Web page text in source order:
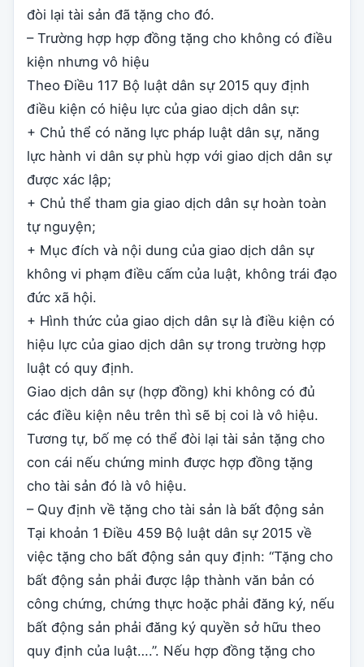
đòi lại tài sản đã tặng cho đó.
– Trường hợp hợp đồng tặng cho không có điều
kiện nhưng vô hiệu
Theo Điều 117 Bộ luật dân sự 2015 quy định
điều kiện có hiệu lực của giao dịch dân sự:
+ Chủ thể có năng lực pháp luật dân sự, năng
lực hành vi dân sự phù hợp với giao dịch dân sự
được xác lập;
+ Chủ thể tham gia giao dịch dân sự hoàn toàn
tự nguyện;
+ Mục đích và nội dung của giao dịch dân sự
không vi phạm điều cấm của luật, không trái đạo
đức xã hội.
+ Hình thức của giao dịch dân sự là điều kiện có
hiệu lực của giao dịch dân sự trong trường hợp
luật có quy định.
Giao dịch dân sự (hợp đồng) khi không có đủ
các điều kiện nêu trên thì sẽ bị coi là vô hiệu.
Tương tự, bố mẹ có thể đòi lại tài sản tặng cho
con cái nếu chứng minh được hợp đồng tặng
cho tài sản đó là vô hiệu.
– Quy định về tặng cho tài sản là bất động sản
Tại khoản 1 Điều 459 Bộ luật dân sự 2015 về
việc tặng cho bất động sản quy định: “Tặng cho
bất động sản phải được lập thành văn bản có
công chứng, chứng thực hoặc phải đăng ký, nếu
bất động sản phải đăng ký quyền sở hữu theo
quy định của luật….”. Nếu hợp đồng tặng cho